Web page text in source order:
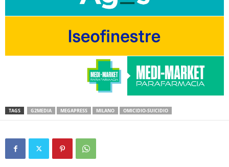
TAGS G2MEDIA MEGAPRESS MILANO OMICIDIO-SUICIDIO